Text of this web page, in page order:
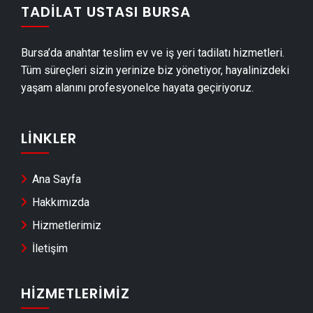
Nilüfer Dış Cephe Kaplama Ustası
Nilüfer Havuz Yapımı
Nilüfer Cam Montajı
Nilüfer Kepçe Kiralama
Nilüfer Seramik Ustası
Nilüfer Sandviç Panel Montajı
Nilüfer Teras Kapatma
Nilüfer Anahtar Teslim Tadilat
Nilüfer Anahtar Teslim İnşaat
TADILAT USTASI BURSA
Bursa’da anahtar teslim ev ve iş yeri tadilatı hizmetleri.
Tüm süreçleri sizin yerinize biz yönetiyor, hayalinizdeki
yaşam alanını profesyonelce hayata geçiriyoruz.
LINKLER
Ana Sayfa
Hakkımızda
Hizmetlerimiz
İletişim
HIZMETLERIMIZ